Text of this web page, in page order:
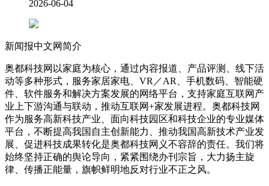
2026-06-04
新闻报中文网简介
奥都科技网以家庭为核心，通过内容报道、产品评测、线下活
动等多种形式，服务家居家电、VR／AR、手机数码、智能硬
件、软件服务和解决方案发展的网络平台，支持家庭互联网产
业上下游沟通与联动，推动互联网+家发展进程。奥都科技网
作为服务高新科技产业、面向科技园区和科技企业的专业媒体
平台，不断提高我国自主创新能力、推动我国高新技术产业发
展、促进科技成果转化是奥都科技网义不容辞的责任。我们将
始终坚持正确的舆论导向，紧紧围绕办刊宗旨，大力扬主旋
律、传播正能量，旗帜鲜明地反对行业不正之风。